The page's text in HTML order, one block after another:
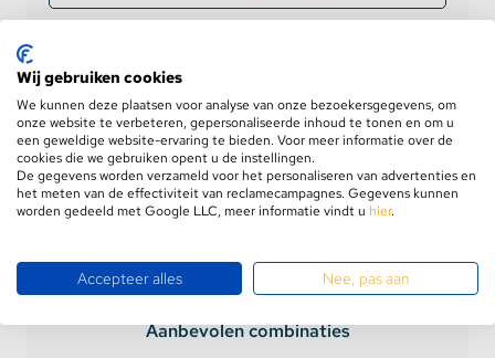
GRATIS verzending
Retourneren binnen100 dagen
5 jaargarantie
Aanbevolen combinaties
Wij gebruiken cookies
We kunnen deze plaatsen voor analyse van onze bezoekersgegevens, om
onze website te verbeteren, gepersonaliseerde inhoud te tonen en om u
een geweldige website-ervaring te bieden. Voor meer informatie over de
cookies die we gebruiken opent u de instellingen.
De gegevens worden verzameld voor het personaliseren van advertenties en
het meten van de effectiviteit van reclamecampagnes. Gegevens kunnen
worden gedeeld met Google LLC, meer informatie vindt u hier.
Accepteer alles Nee, pas aan